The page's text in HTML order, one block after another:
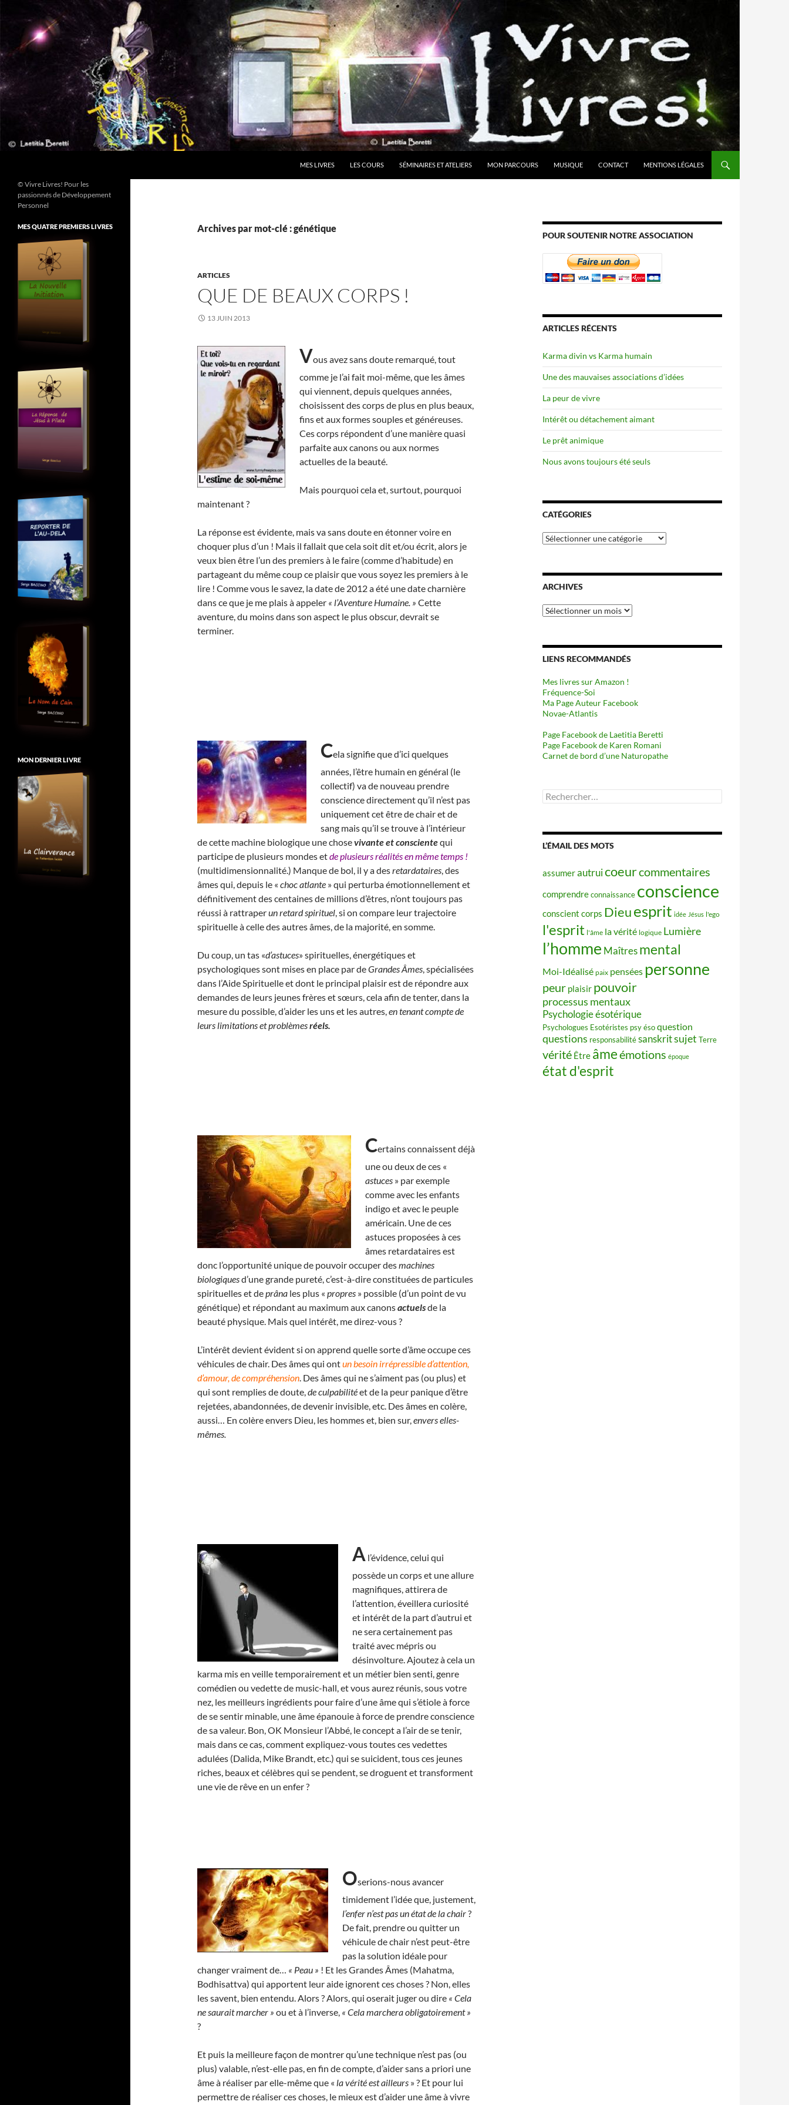
contenu
MES LIVRES LES COURS SÉMINAIRES ET ATELIERS MON PARCOURS MUSIQUE CONTACT MENTIONS LÉGALES
Archives par mot-clé : génétique
ARTICLES
QUE DE BEAUX CORPS !
13 JUIN 2013
Vous avez sans doute remarqué, tout
comme je l’ai fait moi-même, que les âmes
qui viennent, depuis quelques années,
choisissent des corps de plus en plus beaux,
fins et aux formes souples et généreuses.
Ces corps répondent d’une manière quasi
parfaite aux canons ou aux normes
actuelles de la beauté.
Mais pourquoi cela et, surtout, pourquoi
maintenant ?
La réponse est évidente, mais va sans doute en étonner voire en
choquer plus d’un ! Mais il fallait que cela soit dit et/ou écrit, alors je
veux bien être l’un des premiers à le faire (comme d’habitude) en
partageant du même coup ce plaisir que vous soyez les premiers à le
lire ! Comme vous le savez, la date de 2012 a été une date charnière
dans ce que je me plais à appeler « l’Aventure Humaine. » Cette
aventure, du moins dans son aspect le plus obscur, devrait se
terminer.
Cela signifie que d’ici quelques
années, l’être humain en général (le
collectif) va de nouveau prendre
conscience directement qu’il n’est pas
uniquement cet être de chair et de
sang mais qu’il se trouve à l’intérieur
de cette machine biologique une chosevivante et conscientequi
participe de plusieurs mondes etde plusieurs réalités en même temps !
(multidimensionnalité.) Manque de bol, il y a desretardataires, des
âmes qui, depuis le « choc atlante » qui perturba émotionnellement et
définitivement des centaines de millions d’êtres, n’ont toujours pas
réussi à rattraperun retard spirituel, si on compare leur trajectoire
spirituelle à celle des autres âmes, de la majorité, en somme.
Du coup, un tas «d’astuces» spirituelles, énergétiques et
psychologiques sont mises en place par deGrandes Âmes, spécialisées
dans l’Aide Spirituelle et dont le principal plaisir est de répondre aux
demandes de leurs jeunes frères et sœurs, cela afin de tenter, dans la
mesure du possible, d’aider les uns et les autres,en tenant compte de
leurs limitations et problèmesréels.
Certains connaissent déjà
une ou deux de ces «
astuces » par exemple
comme avec les enfants
indigo et avec le peuple
américain. Une de ces
astuces proposées à ces
âmes retardataires est
donc l’opportunité unique de pouvoir occuper desmachines
biologiquesd’une grande pureté, c’est-à-dire constituées de particules
spirituelles et deprâna les plus « propres » possible (d’un point de vu
génétique) et répondant au maximum aux canonsactuelsde la
beauté physique. Mais quel intérêt, me direz-vous ?
L’intérêt devient évident si on apprend quelle sorte d’âme occupe ces
véhicules de chair. Des âmes qui ontun besoin irrépressible d’attention,
d’amour, de compréhension. Des âmes qui ne s’aiment pas (ou plus) et
qui sont remplies de doute,de culpabilitéet de la peur panique d’être
rejetées, abandonnées, de devenir invisible, etc. Des âmes en colère,
aussi… En colère envers Dieu, les hommes et, bien sur,envers elles-
mêmes.
A l’évidence, celui qui
possède un corps et une allure
magnifiques, attirera de
l’attention, éveillera curiosité
et intérêt de la part d’autrui et
ne sera certainement pas
traité avec mépris ou
désinvolture. Ajoutez à cela un
karma mis en veille temporairement et un métier bien senti, genre
comédien ou vedette de music-hall, et vous aurez réunis, sous votre
nez, les meilleurs ingrédients pour faire d’une âme qui s’étiole à force
de se sentir minable, une âme épanouie à force de prendre conscience
de sa valeur. Bon, OK Monsieur l’Abbé, le concept a l’air de se tenir,
mais dans ce cas, comment expliquez-vous toutes ces vedettes
adulées (Dalida, Mike Brandt, etc.) qui se suicident, tous ces jeunes
riches, beaux et célèbres qui se pendent, se droguent et transforment
une vie de rêve en un enfer ?
Oserions-nous avancer
timidement l’idée que, justement,
l’enfer n’est pas un état de la chair?
De fait, prendre ou quitter un
véhicule de chair n’est peut-être
pas la solution idéale pour
changer vraiment de… « Peau » ! Et les Grandes Âmes (Mahatma,
Bodhisattva) qui apportent leur aide ignorent ces choses ? Non, elles
les savent, bien entendu. Alors ? Alors, qui oserait juger ou dire « Cela
ne saurait marcher » ou et à l’inverse, « Cela marchera obligatoirement »
?
Et puis la meilleure façon de montrer qu’une technique n’est pas (ou
plus) valable, n’est-elle pas, en fin de compte, d’aider sans a priori une
âme à réaliser par elle-même que « la vérité est ailleurs » ? Et pour lui
permettre de réaliser ces choses, le mieux est d’aider une âme à vivre
POUR SOUTENIR NOTRE ASSOCIATION
ARTICLES RÉCENTS
Karma divin vs Karma humain
Une des mauvaises associations d’idées
La peur de vivre
Intérêt ou détachement aimant
Le prêt animique
Nous avons toujours été seuls
CATÉGORIES
Catégories
ARCHIVES
Archives
LIENS RECOMMANDÉS
Mes livres sur Amazon !
Fréquence-Soi
Ma Page Auteur Facebook
Novae-Atlantis
Page Facebook de Laetitia Beretti
Page Facebook de Karen Romani
Carnet de bord d’une Naturopathe
Rechercher :
L’ÉMAIL DES MOTS
assumerautruicoeurcommentaires
comprendreconnaissance conscience
conscient corps Dieuesprit idée Jésus l'ego
l'esprit l'âme la vérité logique Lumière
l’homme Maîtres mental
Moi-Idéalisé paix pensées personne
peur plaisir pouvoir
processus mentaux
Psychologie ésotérique
Psychologues Esotéristes psy ésoquestion
questions responsabilitésanskritsujet Terre
vérité Être âmeémotions époque
état d'esprit
© Vivre Livres! Pour les
passionnés de Développement
Personnel
MES QUATRE PREMIERS LIVRES
MON DERNIER LIVRE